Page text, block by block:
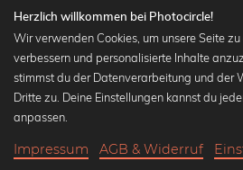
Beliebte Kollektionen
Wandbilder in schwarz-weiß
Klassiker der
Herzlich willkommen bei Photocircle!
Wir verwenden Cookies, um unsere Seite
verbessern und personalisierte Inhalte
stimmst du der Datenverarbeitung und der
Dritte zu. Deine Einstellungen kannst du
anpassen.
Impressum AGB & Widerruf